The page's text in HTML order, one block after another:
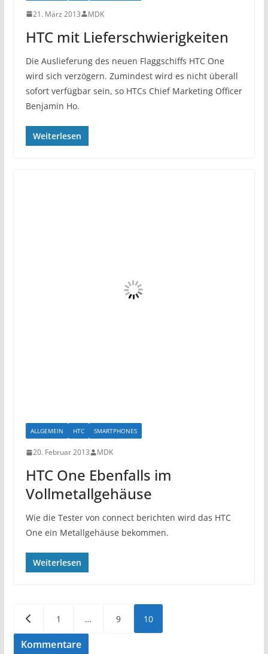
21. März 2013 MDK
HTC mit Lieferschwierigkeiten
Die Auslieferung des neuen Flaggschiffs HTC One
wird sich verzögern. Zumindest wird es nicht überall
sofort verfügbar sein, so HTCs Chief Marketing Officer
Benjamin Ho.
Weiterlesen
ALLGEMEIN HTC SMARTPHONES
20. Februar 2013 MDK
HTC One Ebenfalls im
Vollmetallgehäuse
Wie die Tester von connect berichten wird das HTC
One ein Metallgehäuse bekommen.
Weiterlesen
Seitennummerierung
der
1 … 9 10
Kommentare